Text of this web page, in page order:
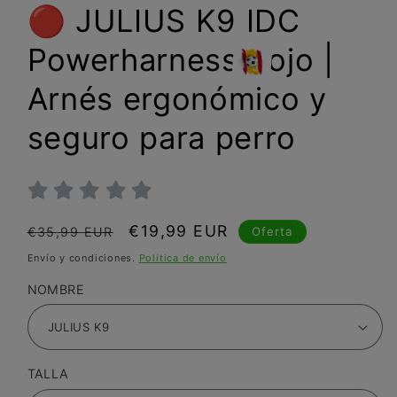
🔴 JULIUS K9 IDC
Powerharness Rojo |
Arnés ergonómico y
seguro para perro
Precio
habitual
€35,99 EUR
Precio
de
€19,99 EUR Oferta
Envío y condiciones. Política de envío
NOMBRE
TALLA